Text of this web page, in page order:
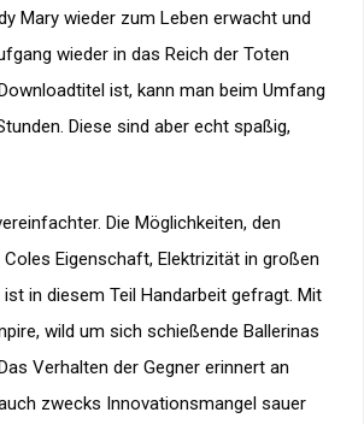
Mary wieder zum Leben erwacht und
wieder in das Reich der Toten
ist, kann man beim Umfang
Diese sind aber echt spaßig,
Die Möglichkeiten, den
Eigenschaft, Elektrizität in großen
in diesem Teil Handarbeit gefragt. Mit
wild um sich schießende Ballerinas
Verhalten der Gegner erinnert an
zwecks Innovationsmangel sauer